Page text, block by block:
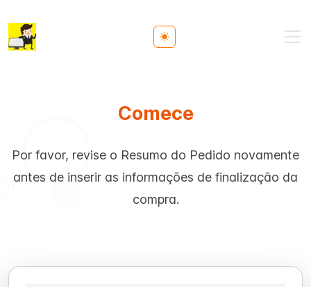
Toggle theme
Comece
Por favor, revise o Resumo do Pedido novamente
antes de inserir as informações de finalização da
compra.